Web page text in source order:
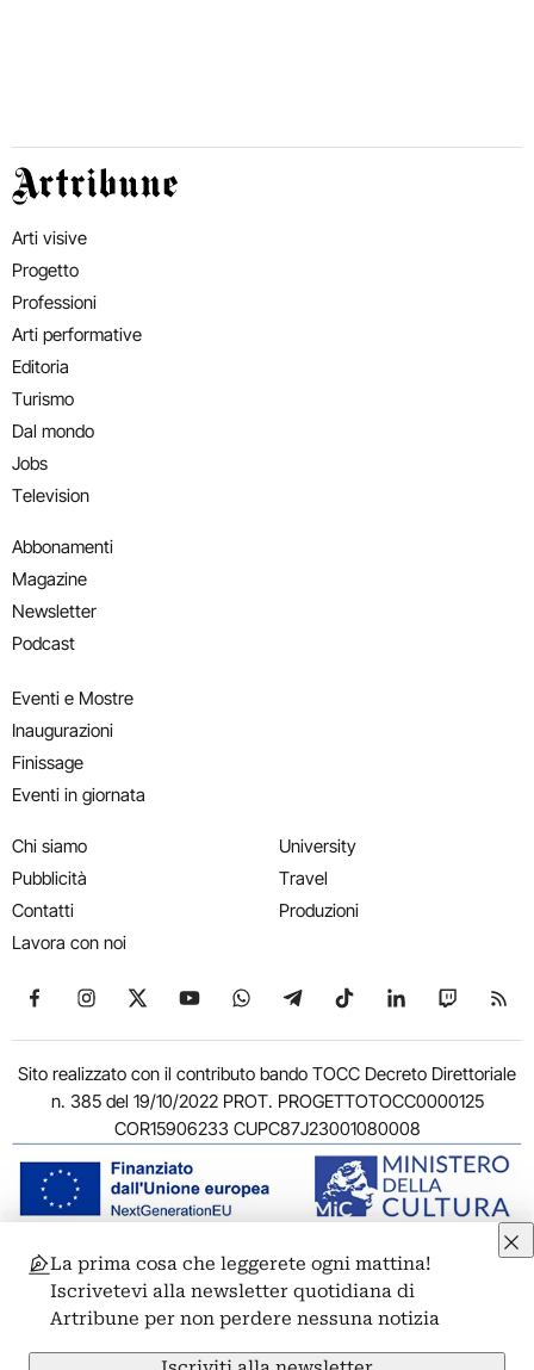
Artribune
Arti visive
Progetto
Professioni
Arti performative
Editoria
Turismo
Dal mondo
Jobs
Television
Abbonamenti
Magazine
Newsletter
Podcast
Eventi e Mostre
Inaugurazioni
Finissage
Eventi in giornata
Chi siamo
Pubblicità
Contatti
Lavora con noi
University
Travel
Produzioni
Seguici su Facebook
Seguici su Instagram
Seguici su X
Seguici su YouTube
Seguici su WhatsApp
Seguici su Telegram
Seguici su TikTok
Seguici su
Seguici
Sito realizzato con il contributo bando TOCC Decreto Direttoriale
n. 385 del 19/10/2022 PROT. PROGETTOTOCC0000125
COR15906233 CUPC87J23001080008
© 2011-2026 ARTRIBUNE srl – Corso Vittorio Emanuele II, 287 –
00186 Roma - P.I. 11381581005
Privacy: Responsabile della protezione dei dati personali
ARTRIBUNE srl – Corso Vittorio Emanuele II, 287 – 00186 Roma
La prima cosa che leggerete ogni mattina!
Iscrivetevi alla newsletter quotidiana di
Artribune per non perdere nessuna notizia